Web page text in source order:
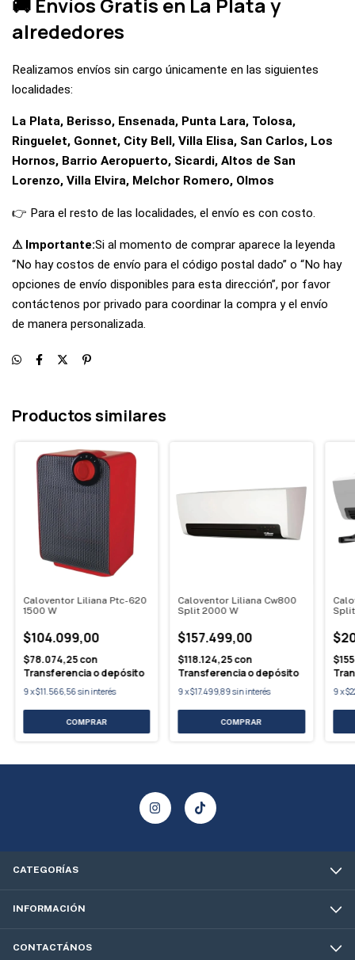
alrededores
Realizamos envíos sin cargo únicamente en las siguientes
localidades:
La Plata, Berisso, Ensenada, Punta Lara, Tolosa,
Ringuelet, Gonnet, City Bell, Villa Elisa, San Carlos, Los
Hornos, Barrio Aeropuerto, Sicardi, Altos de San
Lorenzo, Villa Elvira, Melchor Romero, Olmos
👉 Para el resto de las localidades, el envío es con costo.
⚠ Importante:Si al momento de comprar aparece la leyenda
“No hay costos de envío para el código postal dado” o “No hay
opciones de envío disponibles para esta dirección”, por favor
contáctenos por privado para coordinar la compra y el envío
de manera personalizada.
Productos similares
Caloventor Liliana Ptc-620
1500 W
$104.099,00
$78.074,25con
Transferencia o depósito
9x$11.566,56sin interés
Caloventor Liliana Cw800
Split 2000 W
$157.499,00
$118.124,25con
Transferencia o depósito
9x$17.499,89sin interés 9x
CATEGORÍAS
INFORMACIÓN
CONTACTÁNOS